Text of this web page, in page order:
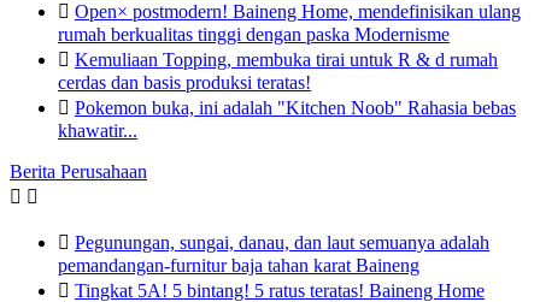
 Open× postmodern! Baineng Home, mendefinisikan ulang
rumah berkualitas tinggi dengan paska Modernisme
 Kemuliaan Topping, membuka tirai untuk R & d rumah
cerdas dan basis produksi teratas!
 Pokemon buka, ini adalah "Kitchen Noob" Rahasia bebas
khawatir...
Berita Perusahaan
 
 Pegunungan, sungai, danau, dan laut semuanya adalah
pemandangan-furnitur baja tahan karat Baineng
 Tingkat 5A! 5 bintang! 5 ratus teratas! Baineng Home